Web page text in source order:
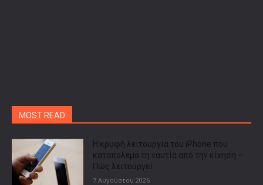
MOST READ
Η κρυφή λειτουργία του iPhone που
καταπολεμά τη ναυτία από την κίνηση –
Πώς λειτουργεί
7 Αυγούστου 2026